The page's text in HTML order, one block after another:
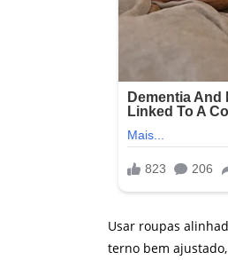
Usar roupas
terno bem